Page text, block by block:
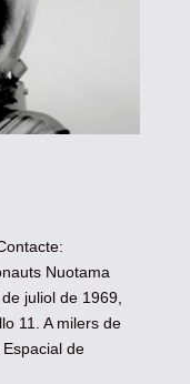
Nuotama
juliol de 1969,
11. A milers de
de